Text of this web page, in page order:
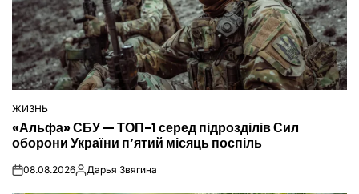
ОПУБЛІКУВАТИ
У
ЖИЗНЬ
«Альфа» СБУ — ТОП-1 серед підрозділів Сил
оборони України п’ятий місяць поспіль
on08.08.2026Опубліковано
Дарья Звягина